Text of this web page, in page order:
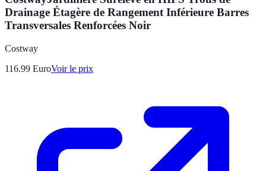
Drainage Étagère de Rangement Inférieure Barres
Transversales Renforcées Noir
Costway
116.99 EuroVoir le prix